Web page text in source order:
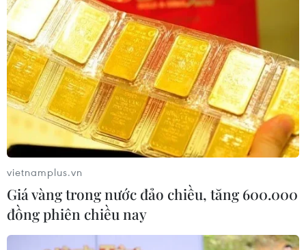
Bị cáo Châu Thị Thu Nga nhận hết tội và
xin trả tự do cho 9 đồng phạm
04/10/2017 12:41
Khác với những ngày trước, thường xuyên đổ lỗi cho
cấp dưới, ngày 4/10, bị cáo Châu Thị Thu Nga đã xin
Tòa trả tự do cho các bị cáo còn lại và xin chịu hoàn
toàn trách nhiệm về hành vi của mình.
vietnamplus.vn
Giá vàng trong nước đảo chiều, tăng 600.000
đồng phiên chiều nay